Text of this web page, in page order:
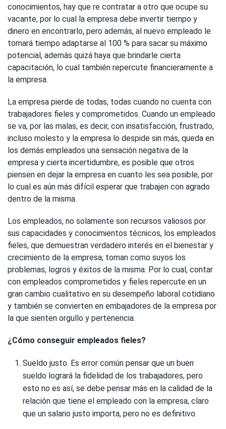
conocimientos, hay que re contratar a otro que ocupe su
vacante, por lo cual la empresa debe invertir tiempo y
dinero en encontrarlo, pero además, al nuevo empleado le
tomará tiempo adaptarse al 100 % para sacar su máximo
potencial, además quizá haya que brindarle cierta
capacitación, lo cual también repercute financieramente a
la empresa.
La empresa pierde de todas, todas cuando no cuenta con
trabajadores fieles y comprometidos. Cuando un empleado
se va, por las malas, es decir, con insatisfacción, frustrado,
incluso molesto y la empresa lo despide sin más, queda en
los demás empleados una sensación negativa de la
empresa y cierta incertidumbre, es posible que otros
piensen en dejar la empresa en cuanto les sea posible, por
lo cual es aún más difícil esperar que trabajen con agrado
dentro de la misma.
Los empleados, no solamente son recursos valiosos por
sus capacidades y conocimientos técnicos, los empleados
fieles, que demuestran verdadero interés en el bienestar y
crecimiento de la empresa, toman como suyos los
problemas, logros y éxitos de la misma. Por lo cual, contar
con empleados comprometidos y fieles repercute en un
gran cambio cualitativo en su desempeño laboral cotidiano
y también se convierten en embajadores de la empresa por
la que sienten orgullo y pertenencia.
¿Cómo conseguir empleados fieles?
Sueldo justo. Es error común pensar que un buen
sueldo logrará la fidelidad de los trabajadores, pero
esto no es así, se debe pensar más en la calidad de la
relación que tiene el empleado con la empresa, claro
que un salario justo importa, pero no es definitivo.